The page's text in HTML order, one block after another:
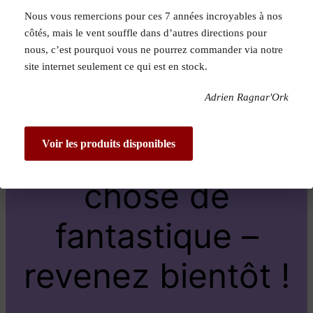
Pardon pour le
dérangement !
Nous travaillons
sur quelque
chose de
fantastique –
revenez bientôt !
Nous vous remercions pour ces 7 années incroyables à nos
côtés, mais le vent souffle dans d’autres directions pour
nous, c’est pourquoi vous ne pourrez commander via notre
site internet seulement ce qui est en stock.
Adrien Ragnar'Ork
Voir les produits disponibles